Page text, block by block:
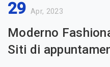
29 Apr, 2023
Moderno
Siti di